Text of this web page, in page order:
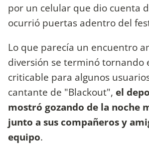
por un celular que dio cuenta
ocurrió puertas adentro del
Lo que parecía un encuentro
diversión se terminó tornando
criticable para algunos
cantante de "Blackout", el
mostró gozando de la noche
junto a sus compañeros y
equipo.